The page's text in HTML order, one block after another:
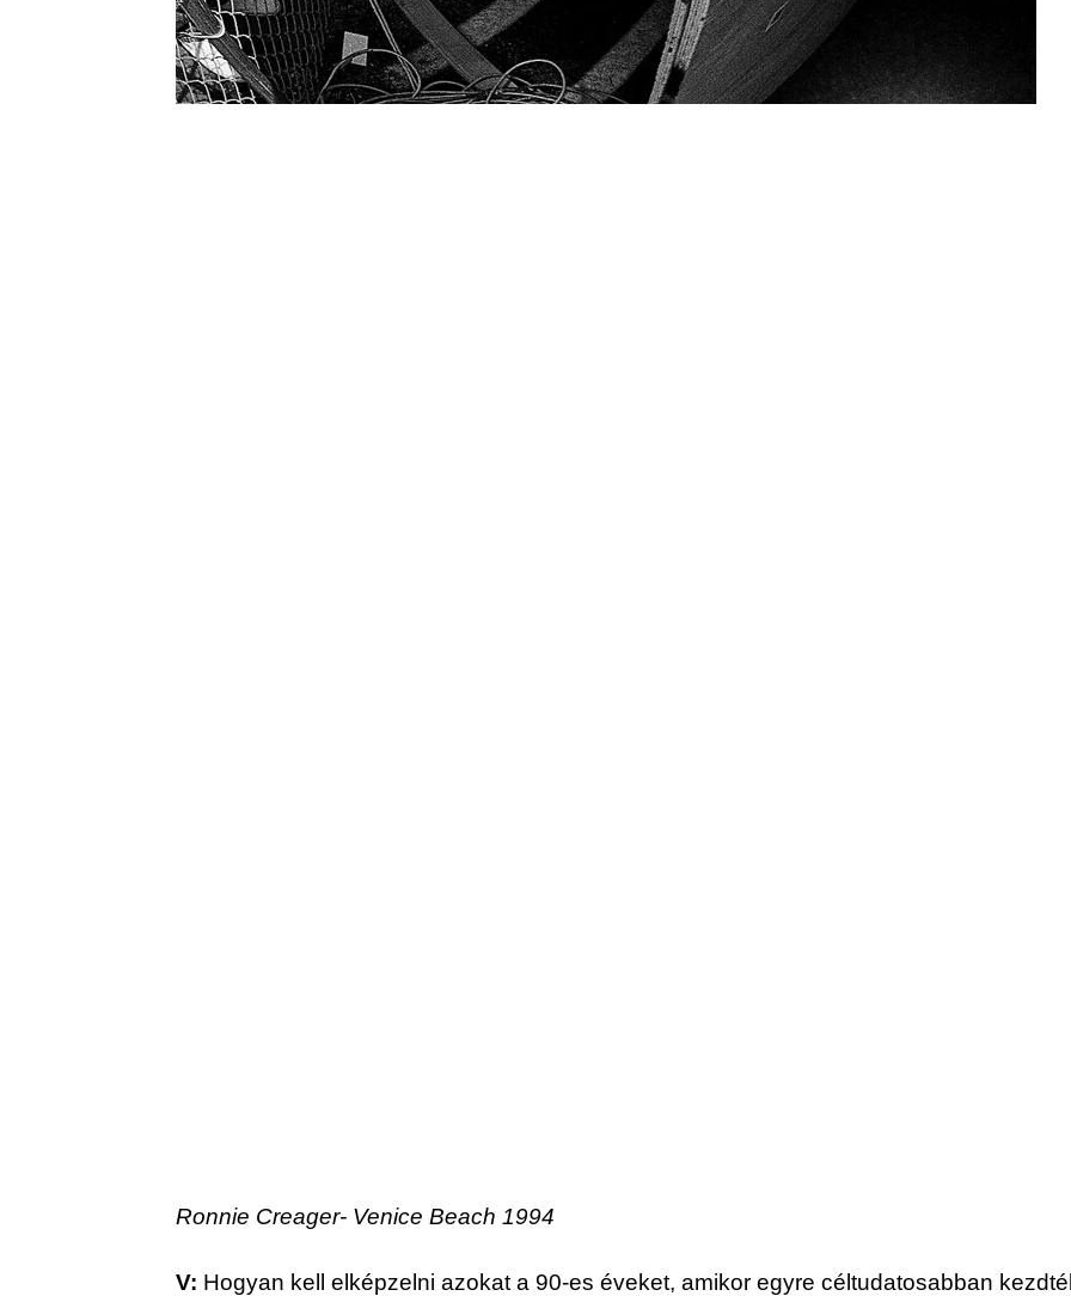
Ronnie Creager- Venice Beach 1994
V: Hogyan kell elképzelni azokat a 90-es éveket, amikor egyre céltudatosabban